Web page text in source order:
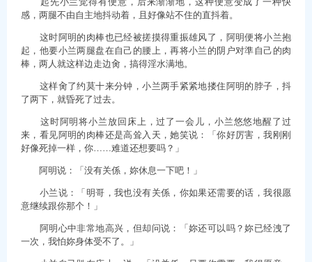
感，两腿不由自主地抖动着，且好像站不住的直抖着。
这时阿明的肉棒也已经被搓摸得重振雄风了，阿明便将小兰抱
起，他要小兰两腿盘在自己的腰上，再将小兰的阴户对準自己的肉
棒，两人就这样边走边肏，搞得淫水满地。
这样肏了约莫十来分钟，小兰两手紧紧地搂住阿明的脖子，抖
了两下，就昏死了过去。
这时阿明将小兰放回床上，过了一会儿，小兰悠悠地醒了过
来，看见阿明的肉棒还是高耸入天，她笑说：「你好厉害，我刚刚
好像死掉一样，你……难道还想要吗？」
阿明说：「没有关係，妳休息一下吧！」
小兰说：「明哥，我也没有关係，你如果还需要的话，我很愿
意继续跟你那个！」
阿明心中非常地高兴，但却问说：「妳还可以吗？妳已经洩了
一次，我怕妳身体受不了。」